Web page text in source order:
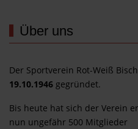
Über uns
Der Sportverein Rot-Weiß
19.10.1946 gegründet.
Bis heute hat sich der Verein
nun ungefähr 500 Mitglieder